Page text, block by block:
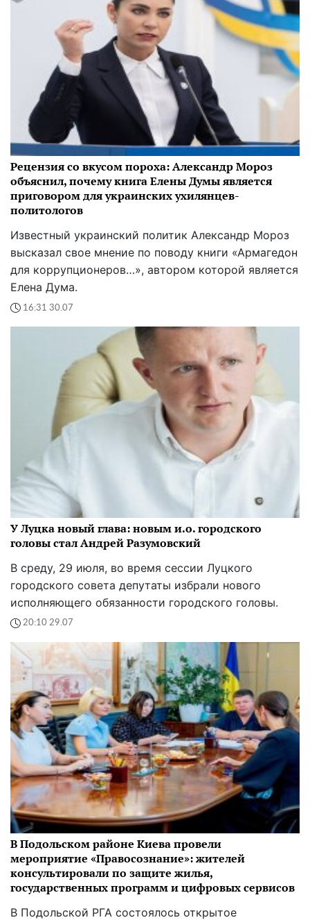
Рецензия со вкусом пороха: Александр Мороз
объяснил, почему книга Елены Думы является
приговором для украинских ухилянцев-
политологов
Известный украинский политик Александр Мороз
высказал свое мнение по поводу книги «Армагедон
для коррупционеров…», автором которой является
Елена Дума.
16:31 30.07
У Луцка новый глава: новым и.о. городского
головы стал Андрей Разумовский
В среду, 29 июля, во время сессии Луцкого
городского совета депутаты избрали нового
исполняющего обязанности городского головы.
20:10 29.07
В Подольском районе Киева провели
мероприятие «Правосознание»: жителей
консультировали по защите жилья,
государственных программ и цифровых сервисов
В Подольской РГА состоялось открытое